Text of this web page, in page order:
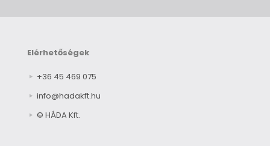
Elérhetőségek
+36 45 469 075
info@hadakft.hu
© HÁDA Kft.